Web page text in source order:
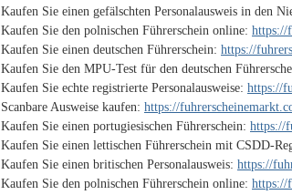
Kaufen Sie einen gefälschten Personalausweis in den
Kaufen Sie den polnischen Führerschein online: https://
Kaufen Sie einen deutschen Führerschein: https://
Kaufen Sie den MPU-Test für den deutschen
Kaufen Sie echte registrierte Personalausweise: https://
Scanbare Ausweise kaufen: https://
Kaufen Sie einen portugiesischen Führerschein: https://
Kaufen Sie einen lettischen Führerschein mit CSDD-
Kaufen Sie einen britischen Personalausweis: https://
Kaufen Sie den polnischen Führerschein online: https://